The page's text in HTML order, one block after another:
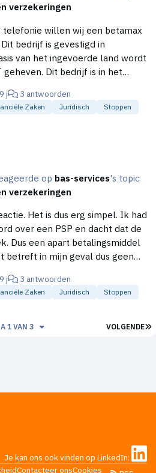
verzekeringen
telefonie willen wij een betamax
bedrijf is gevestigd in
van het ingevoerde land wordt
geheven. Dit bedrijf is in het
9 j 3 antwoorden
Zaken Juridisch Stoppen
op bas-services's topic
verzekeringen
Ik had
over een PSP en dacht dat de
Dus een apart betalingsmiddel
betreft in mijn geval dus geen
forum/index.php?
board=16;action=display;threadid=47600) Bas
9 j 3 antwoorden
Zaken Juridisch Stoppen
VOLGENDE
1 VAN 3
Je kan ons ook vinden op LinkedIn:
Contacteer onsCookies